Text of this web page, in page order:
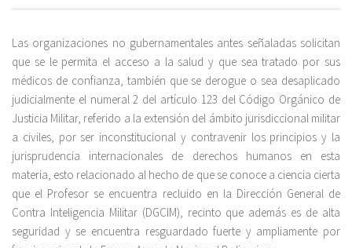
Las organizaciones no gubernamentales antes señaladas solicitan
que se le permita el acceso a la salud y que sea tratado por sus
médicos de confianza, también que se derogue o sea desaplicado
judicialmente el numeral 2 del artículo 123 del Código Orgánico de
Justicia Militar, referido a la extensión del ámbito jurisdiccional militar
a civiles, por ser inconstitucional y contravenir los principios y la
jurisprudencia internacionales de derechos humanos en esta
materia, esto relacionado al hecho de que se conoce a ciencia cierta
que el Profesor se encuentra recluido en la Dirección General de
Contra Inteligencia Militar (DGCIM), recinto que además es de alta
seguridad y se encuentra resguardado fuerte y ampliamente por